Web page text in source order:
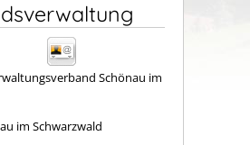
Schönau im
im Schwarzwald